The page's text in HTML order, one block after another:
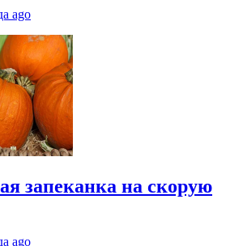
ago
запеканка на скорую
ago